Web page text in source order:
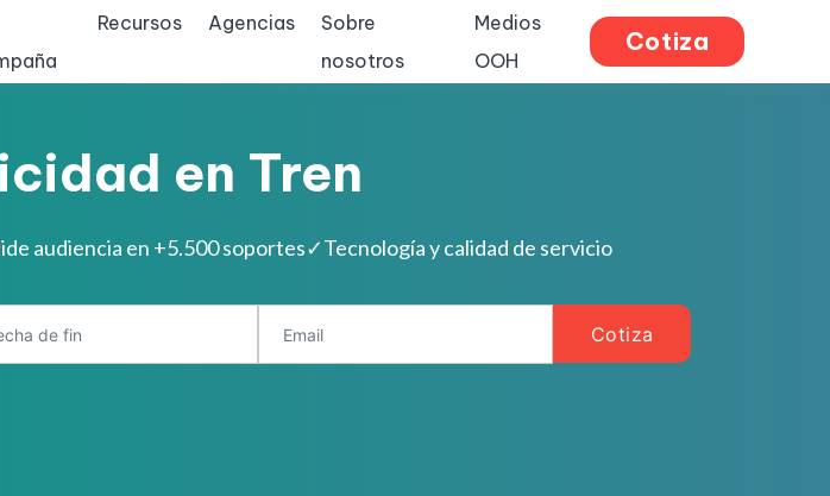
Recursos Agencias
Sobre
nosotros
Medios
OOH
Cotiza
en Tren
audiencia en +5.500 soportes✓Tecnología y calidad de servicio
Cotiza